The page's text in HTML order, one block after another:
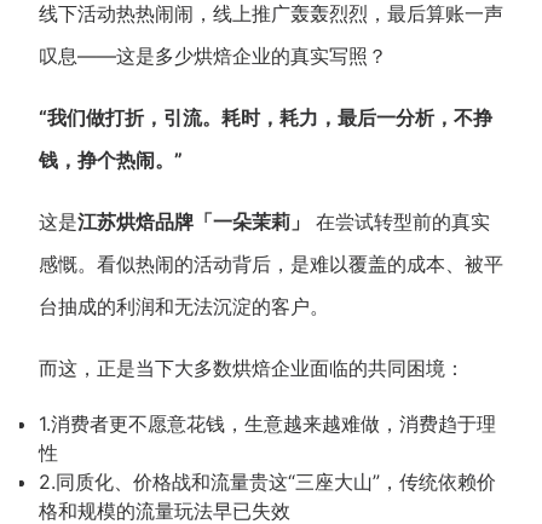
面对面聊增长
有赞春季发布会 实干家直播间
新零售大会
新零售私享会 门店经营增长公开课
AllValue 战略合作
产品更新动态 帮助中心
行业洞察
线下活动热热闹闹，线上推广轰轰烈烈，最后算账一声
叹息——这是多少烘焙企业的真实写照？
“我们做打折，引流。耗时，耗力，最后一分析，不挣
钱，挣个热闹。”
这是江苏烘焙品牌「一朵茉莉」
在尝试转型前的真实
感慨。看似热闹的活动背后，是难以覆盖的成本、被平
台抽成的利润和无法沉淀的客户。
而这，正是当下大多数烘焙企业面临的共同困境：
1.消费者更不愿意花钱，生意越来越难做，消费趋于理
性
2.同质化、价格战和流量贵这“三座大山”，传统依赖价
格和规模的流量玩法早已失效